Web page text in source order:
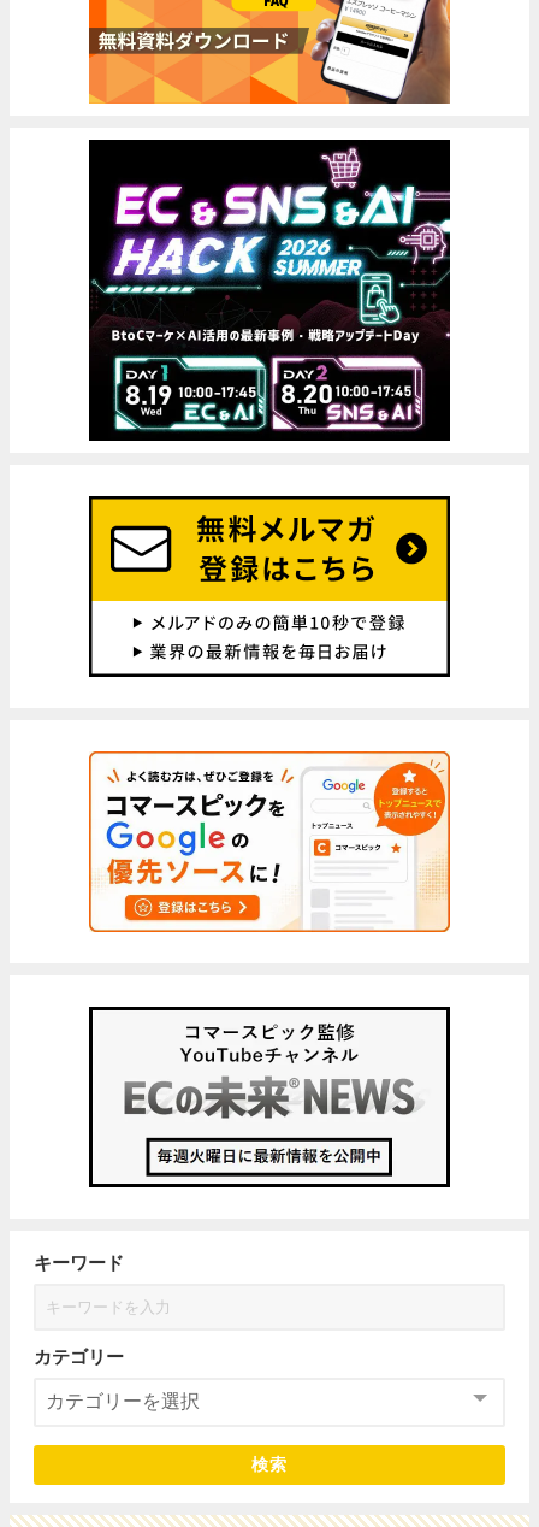
キーワード
カテゴリー
検索